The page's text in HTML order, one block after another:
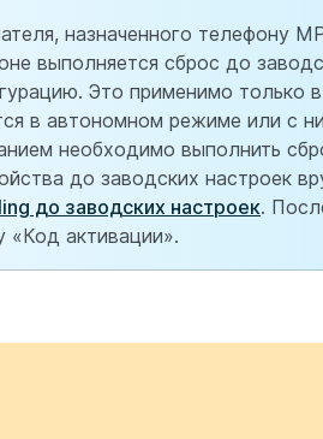
назначенного телефону
выполняется сброс до
Это применимо только
в автономном режиме или с
необходимо выполнить
до заводских настроек
до заводских настроек.
«Код активации».